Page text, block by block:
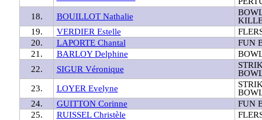
18.
BOUILLOT Nathalie
19.
VERDIER Estelle
20.
LAPORTE Chantal
FUN
21.
BARLOY Delphine
22.
SIGUR Véronique
23.
LOYER Evelyne
24.
GUITTON Corinne
FUN
25.
RUISSEL Christèle